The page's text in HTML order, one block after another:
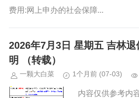
费用:网上申办的社会保障...
2026年7月3日 星期五 吉林
明 （转载）
一颗大白菜 1个月前 (07-03)
内容仅供参考内